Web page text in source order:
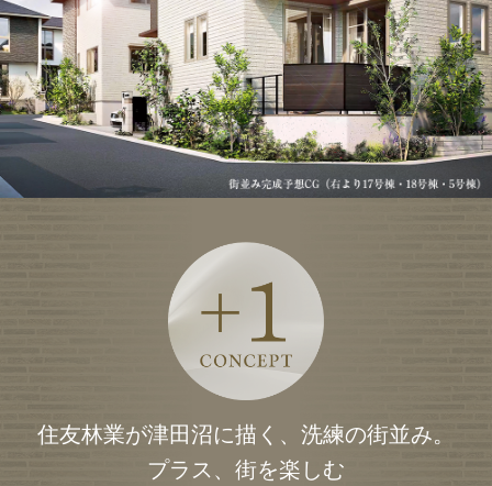
OUTLINE
住友林業が津田沼に描く、洗練の街並み。
プラス、街を楽しむ